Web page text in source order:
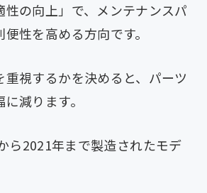
性の向上」で、メンテナンスパ
性を高める方向です。
重視するかを決めると、パーツ
減ります。
ら2021年まで製造されたモデ